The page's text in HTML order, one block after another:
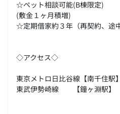
☆ペット相談可能(B棟限定)
(敷金１ヶ月積増)
☆定期借家約３年（再契約、途
◇アクセス◇
東京メトロ日比谷線【南千
東武伊勢崎線 【鐘ヶ淵